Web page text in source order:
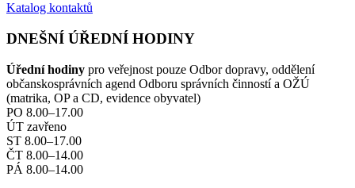
Katalog kontaktů
DNEŠNÍ ÚŘEDNÍ HODINY
Úřední hodiny pro veřejnost pouze Odbor dopravy, oddělení
občanskosprávních agend Odboru správních činností a OŽÚ
(matrika, OP a CD, evidence obyvatel)
PO 8.00–17.00
ÚT zavřeno
ST 8.00–17.00
ČT 8.00–14.00
PÁ 8.00–14.00